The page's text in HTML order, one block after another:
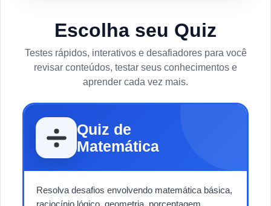
Escolha seu Quiz
Testes rápidos, interativos e desafiadores para você
revisar conteúdos, testar seus conhecimentos e
aprender cada vez mais.
Quiz de
Matemática
Resolva desafios envolvendo matemática básica,